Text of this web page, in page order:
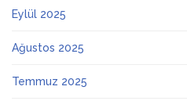
Eylül 2025
Ağustos 2025
Temmuz 2025